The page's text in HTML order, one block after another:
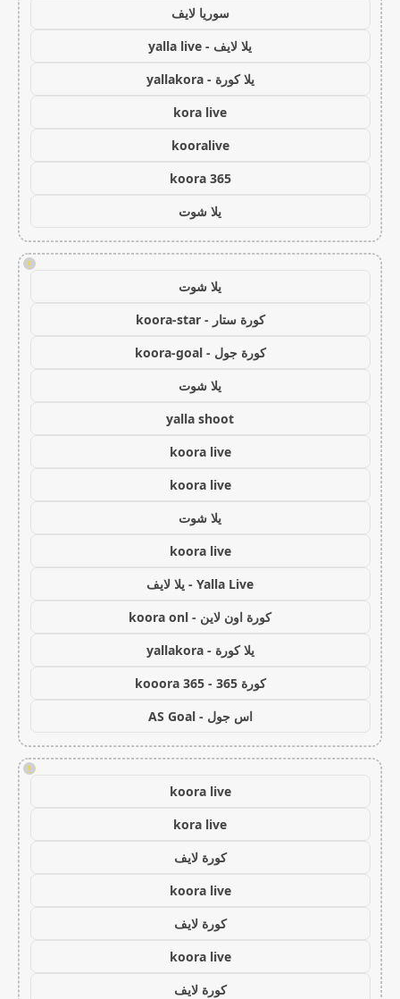
سوريا لايف
يلا لايف - yalla live
يلا كورة - yallakora
kora live
kooralive
koora 365
يلا شوت
!
يلا شوت
كورة ستار - koora-star
كورة جول - koora-goal
يلا شوت
yalla shoot
koora live
koora live
يلا شوت
koora live
Yalla Live - يلا لايف
كورة اون لاين - koora onl
يلا كورة - yallakora
كورة 365 - kooora 365
اس جول - AS Goal
!
koora live
kora live
كورة لايف
koora live
كورة لايف
koora live
كورة لايف